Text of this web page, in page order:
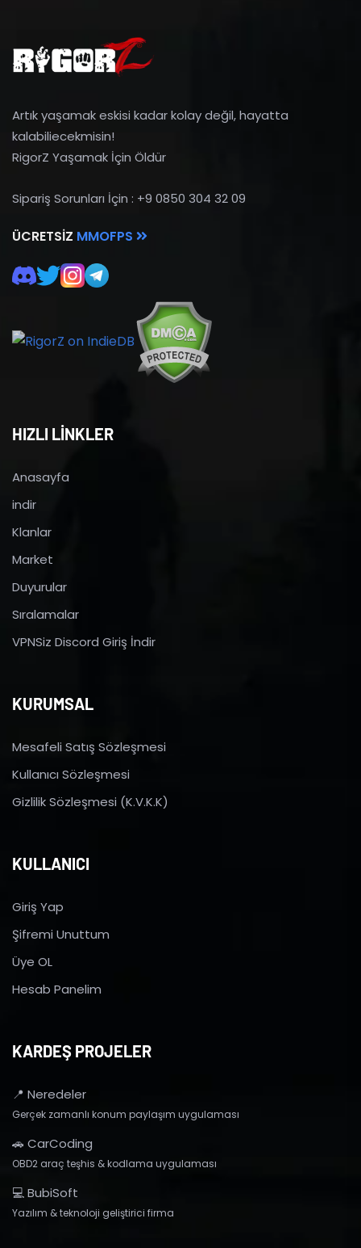
Artık yaşamak eskisi kadar kolay değil, hayatta
kalabiliecekmisin!
RigorZ Yaşamak İçin Öldür
Sipariş Sorunları İçin : +9 0850 304 32 09
ÜCRETSIZ MMOFPS
HIZLI LİNKLER
Anasayfa
indir
Klanlar
Market
Duyurular
Sıralamalar
VPNSiz Discord Giriş İndir
KURUMSAL
Mesafeli Satış Sözleşmesi
Kullanıcı Sözleşmesi
Gizlilik Sözleşmesi (K.V.K.K)
KULLANICI
Giriş Yap
Şifremi Unuttum
Üye OL
Hesab Panelim
KARDEŞ PROJELER
📍 Neredeler
Gerçek zamanlı konum paylaşım uygulaması
🚗 CarCoding
OBD2 araç teşhis & kodlama uygulaması
💻 BubiSoft
Yazılım & teknoloji geliştirici firma